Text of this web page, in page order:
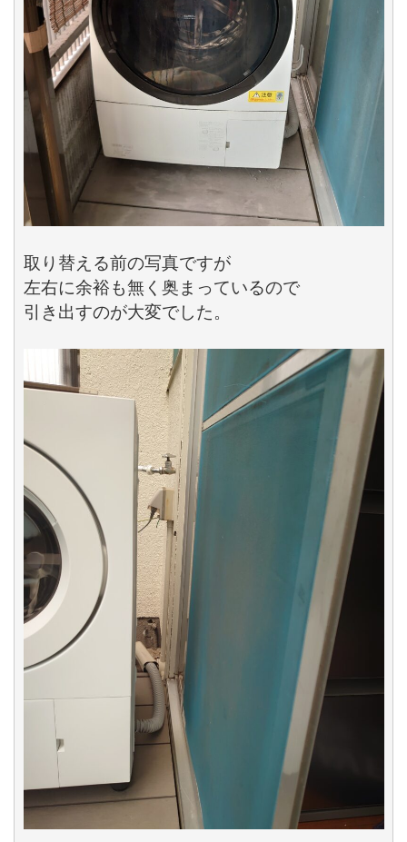
取り替える前の写真ですが
左右に余裕も無く奥まっているので
引き出すのが大変でした。